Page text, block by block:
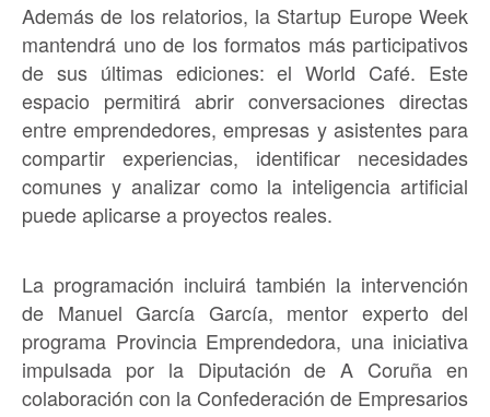
Además de los relatorios, la Startup Europe Week
mantendrá uno de los formatos más participativos
de sus últimas ediciones: el World Café. Este
espacio permitirá abrir conversaciones directas
entre emprendedores, empresas y asistentes para
compartir experiencias, identificar necesidades
comunes y analizar como la inteligencia artificial
puede aplicarse a proyectos reales.
La programación incluirá también la intervención
de Manuel García García, mentor experto del
programa Provincia Emprendedora, una iniciativa
impulsada por la Diputación de A Coruña en
colaboración con la Confederación de Empresarios